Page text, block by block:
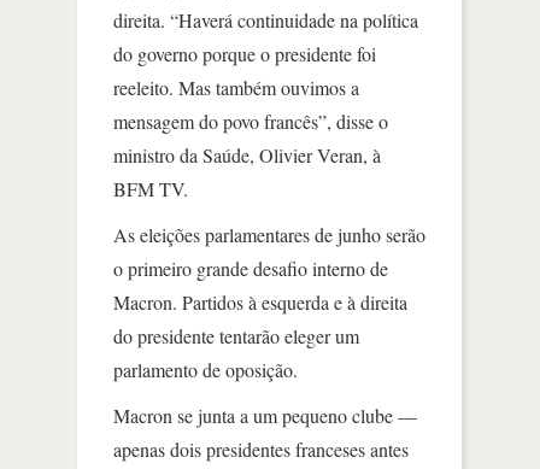
direita. “Haverá continuidade na política
do governo porque o presidente foi
reeleito. Mas também ouvimos a
mensagem do povo francês”, disse o
ministro da Saúde, Olivier Veran, à
BFM TV.
As eleições parlamentares de junho serão
o primeiro grande desafio interno de
Macron. Partidos à esquerda e à direita
do presidente tentarão eleger um
parlamento de oposição.
Macron se junta a um pequeno clube —
apenas dois presidentes franceses antes